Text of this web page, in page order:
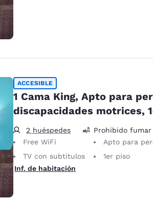
ACCESIBLE
1 Cama King, Apto para
discapacidades motrices,
2 huéspedes Prohibido fumar
Free WiFi
Apto para personas con discapacidades
TV con subtítulos
1er piso
Inf. de habitación